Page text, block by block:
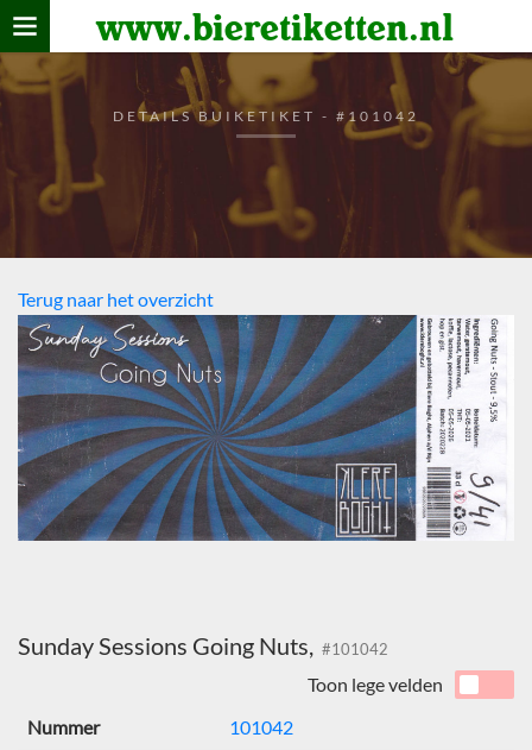
www.bieretiketten.nl
Home
verzamelen
De bierkaart
Bezoekers
DETAILS BUIKETIKET - #101042
Terug naar het overzicht
Sunday Sessions Going Nuts, #101042
Toon lege velden
Nummer
101042